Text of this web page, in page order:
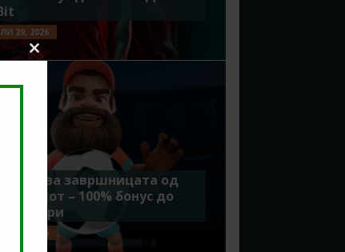
29, 2026
за завршницата од
– 100% бонус до
денари
15, 2026
Close